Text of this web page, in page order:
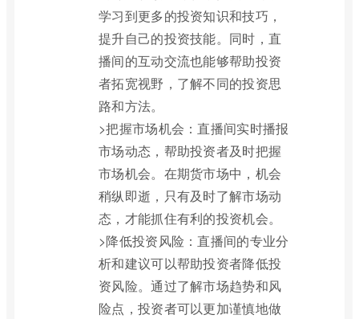
学习到更多的投资知识和技巧，
提升自己的投资技能。同时，直
播间的互动交流也能够帮助投资
者拓宽视野，了解不同的投资思
路和方法。
>把握市场机会：直播间实时播报
市场动态，帮助投资者及时把握
市场机会。在期货市场中，机会
稍纵即逝，只有及时了解市场动
态，才能抓住有利的投资机会。
>降低投资风险：直播间的专业分
析和建议可以帮助投资者降低投
资风险。通过了解市场趋势和风
险点，投资者可以更加谨慎地做